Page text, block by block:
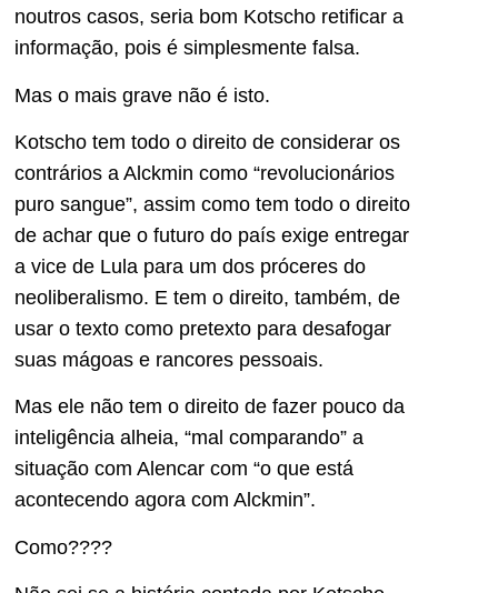
noutros casos, seria bom Kotscho retificar a
informação, pois é simplesmente falsa.
Mas o mais grave não é isto.
Kotscho tem todo o direito de considerar os
contrários a Alckmin como “revolucionários
puro sangue”, assim como tem todo o direito
de achar que o futuro do país exige entregar
a vice de Lula para um dos próceres do
neoliberalismo. E tem o direito, também, de
usar o texto como pretexto para desafogar
suas mágoas e rancores pessoais.
Mas ele não tem o direito de fazer pouco da
inteligência alheia, “mal comparando” a
situação com Alencar com “o que está
acontecendo agora com Alckmin”.
Como????